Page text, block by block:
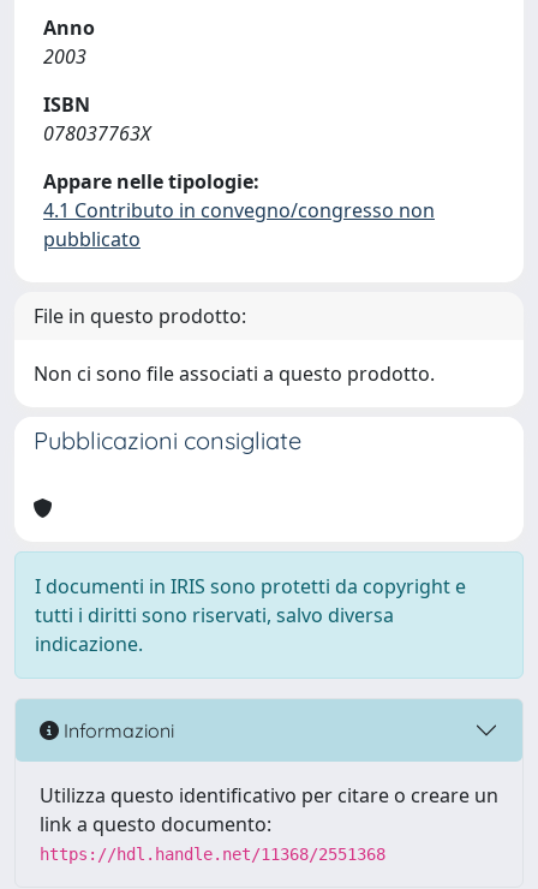
Anno
2003
ISBN
078037763X
Appare nelle tipologie:
4.1 Contributo in convegno/congresso non
pubblicato
File in questo prodotto:
Non ci sono file associati a questo prodotto.
Pubblicazioni consigliate
I documenti in IRIS sono protetti da copyright e
tutti i diritti sono riservati, salvo diversa
indicazione.
Informazioni
Utilizza questo identificativo per citare o creare un
link a questo documento:
https://hdl.handle.net/11368/2551368